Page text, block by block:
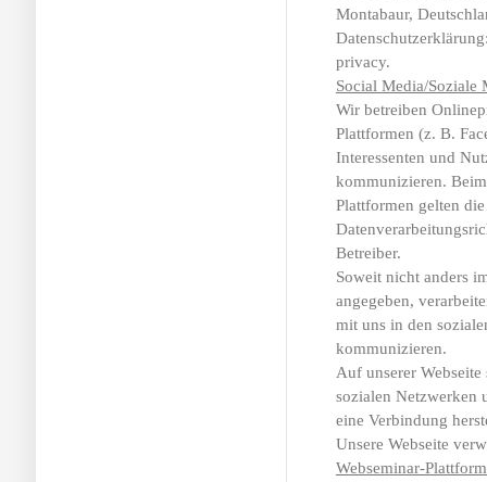
Montabaur,
privacy.
Social Media/Soziale
Wir betreiben
Plattformen (z. B.
Interessenten und
kommunizieren.
Plattformen gelten
Betreiber.
Soweit nicht anders
angegeben,
mit uns in den
kommunizieren.
Auf unserer
sozialen Netzwerken
eine Verbindung
Unsere Webseite
Webseminar-